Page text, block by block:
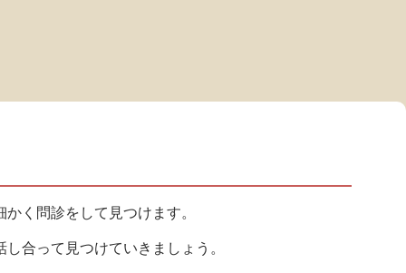
く問診をして見つけます。
合って見つけていきましょう。